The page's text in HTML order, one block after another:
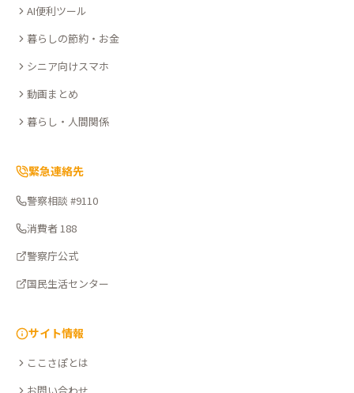
こ
ぽ
AI便利ツール
暮らしの節約・お金
シニア向けスマホ
動画まとめ
暮らし・人間関係
緊急連絡先
警察相談 #9110
消費者 188
警察庁公式
国民生活センター
サイト情報
ここさぽとは